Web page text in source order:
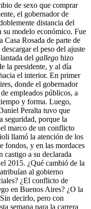
de sexo que comprar
el gobernador de
distancia del
modelo económico. Fue
Casa Rosada de parte de
el peso del ajuste
del gallego hizo
la presidente, y al día
el interior. En primer
donde el gobernador
empleados públicos, a
y forma. Luego,
Peralta tuvo que
seguridad, porque la
marco de un conflicto
llamó la atención de los
fondos, y en las mordaces
castigo a su declarada
2015. ¿Qué cambió de la
al gobierno
¿El conflicto de
en Buenos Aires? ¿O la
decirlo, pero con
semana para la carrera